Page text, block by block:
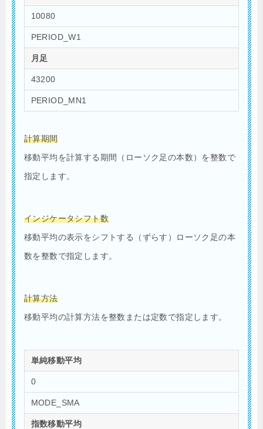
10080
PERIOD_W1
月足
43200
PERIOD_MN1
計算期間
移動平均を計算する期間（ローソク足の本数）を整数で
指定します。
インジケータシフト数
移動平均の表示をシフトする（ずらす）ローソク足の本
数を整数で指定します。
計算方法
移動平均の計算方法を整数または定数で指定します。
単純移動平均
0
MODE_SMA
指数移動平均